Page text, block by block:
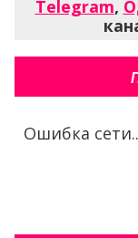
Telegram,
Ошибка